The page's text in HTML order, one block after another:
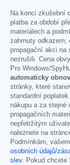
Na konci zkušební
platba za období
materiálech a
zahrnuty odkazem;
propagační akci na
nezrušili. Cena
Pro Windows/
automaticky
stránky, které
standardní
nákupu a za stejné
propagačních
nepřetržitým
naleznete na
Podmínkám,
osobních údajů/
slev. Pokud chcete